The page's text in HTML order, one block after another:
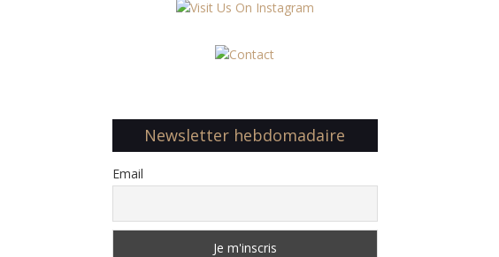
Newsletter hebdomadaire
Email